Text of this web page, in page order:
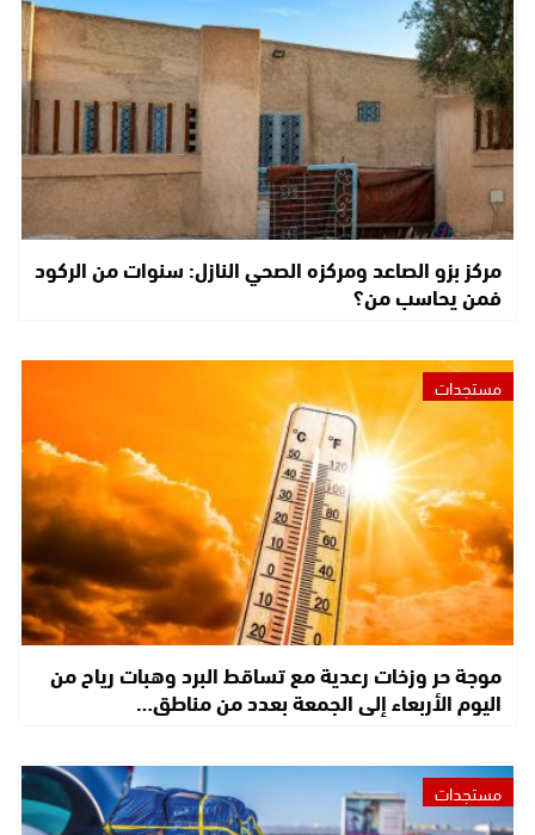
مركز بزو الصاعد ومركزه الصحي النازل: سنوات من الركود
فمن يحاسب من؟
مستجدات
موجة حر وزخات رعدية مع تساقط البرد وهبات رياح من
اليوم الأربعاء إلى الجمعة بعدد من مناطق…
مستجدات